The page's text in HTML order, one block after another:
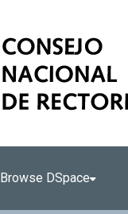
Browse DSpace